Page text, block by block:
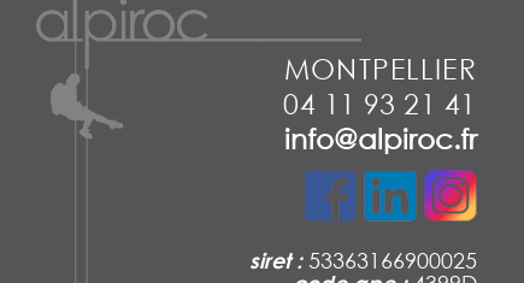
MONTPELLIER
04 11 93 21 41
info@alpiroc.fr
siret :53363166900025